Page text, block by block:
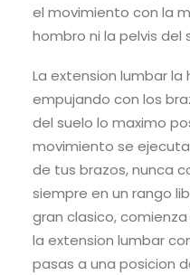
el movimiento con la
hombro ni la pelvis del
La extension lumbar
empujando con los
del suelo lo maximo
movimiento se
de tus brazos, nunca
siempre en un rango
gran clasico,
la extension lumbar
pasas a una posicion